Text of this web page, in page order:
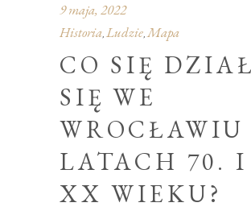
9 maja, 2022
Historia, Ludzie,Mapa
CO SIĘ
SIĘ WE
WROCŁAWIU
LATACH 70. I
XX WIEKU?